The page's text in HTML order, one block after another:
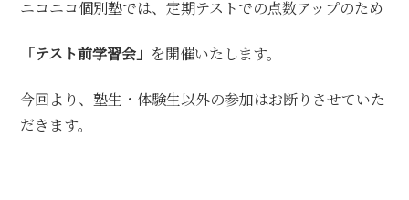
ニコニコ個別塾では、定期テストでの点数アップのため
「テスト前学習会」 を開催いたします。
今回より、塾生・体験生以外の参加はお断りさせていた
だきます。